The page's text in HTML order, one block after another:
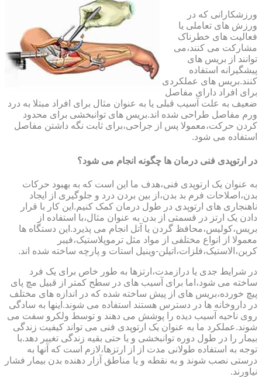
ورزشکارانی که در
ورزش های تعاملی یا
فعالیت های خطرناک
مشارکت می کنند،می
توانند از بریس های
پیشگیرانه استفاده
کنند.بریس های عملکردی
برای افراد دارای مفاصل
ضعیف به علت آسیب قبلی یا به عنوان مثال برای افراد مبتلا به درد
ورم مفاصل طراحی شده اند.بریس های توانبخشی برای محدود
کردن حرکت،معمولا پس از جراحی،برای ثابت نگه داشتن مفاصل
استفاده می شود.
در ارتوپدی فنی درمان ها چگونه انجام می شود؟
به عنوان یک ارتوپدی فنی،هدف ما این است که به بهبود حرکات
بدن،اصلاحات فرم بد بدن،از بین بردن درد و جلوگیری از ایجاد
ناهنجاری های ارتوپدی در طول درمان کمک کنیم.این کار با قرار
دادن یک ارتز در قسمتی از بدن به عنوان مثال،با استفاده از
بریس،کولیس،محافظ گردن یا آتل انجام می پذیرد.این دستگاه ها
معمولا از انواع مختلفی از مواد مثل ترموپلاستیک،فیبر
کربن،الاستیک،فلزات،اتیلن-وینیل استات و پارچه ساخته شده اند.
در شرایط جدی یا درازمدت،ارتزها به طور خاص برای یک فرد
ساخته می شود،اما برای آسیب های در سطح کمتر از قبیل مچ پای
پیچ خورده،بریس های از پیش ساخته شده که در اندازه های مختلف
در داروخانه ها در دسترس هستند استفاده می شوند.اینها به سادگی
روی ناحیه آسیب دیده را پوشش می دهند و توسط ولکرو سفت می
شوند.عملکرد ما به عنوان یک ارتوپدی فنی می تواند کیفیت زندگی
بیمار را در طول دوره توانبخشی و یا حتی بقیه زندگی تغییر دهد.با
توجه به استفاده طولانی مدت از از ارتزها،لازم است که آنها به
درستی نصب شوند و به نقطه و یا مناطق آزار دهنده بدن بیمار فشار
نیاورند.